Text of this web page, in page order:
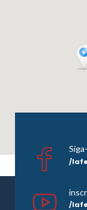
/
/